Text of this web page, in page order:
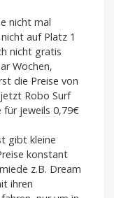
nicht mal
auf Platz 1
nicht gratis
Wochen,
die Preise von
Robo Surf
für jeweils 0,79€
gibt kleine
konstant
z.B. Dream
ihren